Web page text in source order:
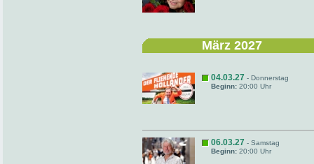
März 2027
04.03.27 - Donnerstag
Beginn: 20:00 Uhr
06.03.27 - Samstag
Beginn: 20:00 Uhr